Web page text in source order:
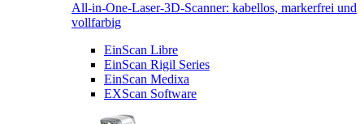
All-in-One-Laser-3D-Scanner: kabellos, markerfrei und
vollfarbig
EinScan Libre
EinScan Rigil Series
EinScan Medixa
EXScan Software